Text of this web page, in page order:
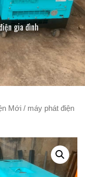
gia đình
Mới / máy phát điện